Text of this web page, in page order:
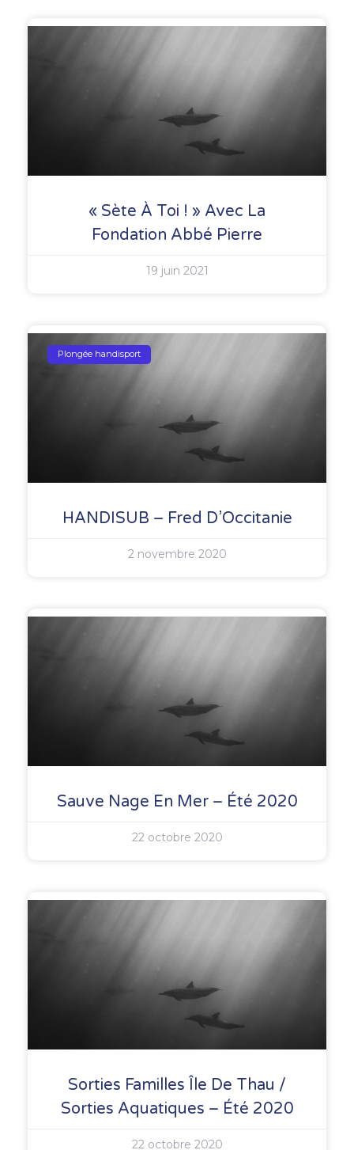
« Sète À Toi ! » Avec La
Fondation Abbé Pierre
19 juin 2021
Plongée handisport
HANDISUB – Fred D’Occitanie
2 novembre 2020
Sauve Nage En Mer – Été 2020
22 octobre 2020
Sorties Familles Île De Thau /
Sorties Aquatiques – Été 2020
22 octobre 2020